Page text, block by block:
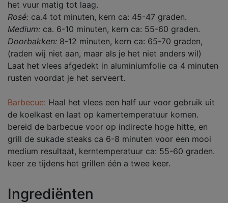
het vuur matig tot laag.
Rosé: ca.4 tot minuten, kern ca: 45-47 graden.
Medium: ca. 6-10 minuten, kern ca: 55-60 graden.
Doorbakken: 8-12 minuten, kern ca: 65-70 graden,
(raden wij niet aan, maar als je het niet anders wil)
Laat het vlees afgedekt in aluminiumfolie ca 4 minuten
rusten voordat je het serveert.
Barbecue: Haal het vlees een half uur voor gebruik uit
de koelkast en laat op kamertemperatuur komen.
bereid de barbecue voor op indirecte hoge hitte, en
grill de sukade steaks ca 6-8 minuten voor een mooi
medium resultaat, kerntemperatuur ca: 55-60 graden.
keer ze tijdens het grillen één a twee keer.
Ingrediënten